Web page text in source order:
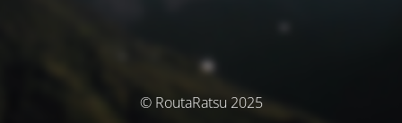
© RoutaRatsu 2025